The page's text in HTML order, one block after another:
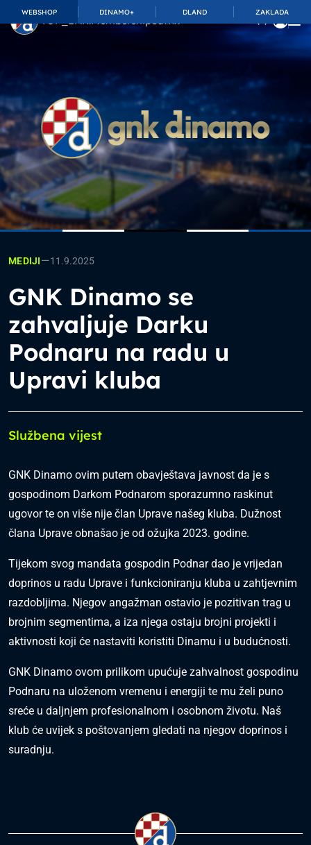
WEBSHOP DINAMO+ DLAND ZAKLADA
TOP_BAR.MembershipSuffix
MEDIJI—11.9.2025
GNK Dinamo se
zahvaljuje Darku
Podnaru na radu u
Upravi kluba
Službena vijest
GNK Dinamo ovim putem obavještava javnost da je s
gospodinom Darkom Podnarom sporazumno raskinut
ugovor te on više nije član Uprave našeg kluba. Dužnost
člana Uprave obnašao je od ožujka 2023. godine.
Tijekom svog mandata gospodin Podnar dao je vrijedan
doprinos u radu Uprave i funkcioniranju kluba u zahtjevnim
razdobljima. Njegov angažman ostavio je pozitivan trag u
brojnim segmentima, a iza njega ostaju brojni projekti i
aktivnosti koji će nastaviti koristiti Dinamu i u budućnosti.
GNK Dinamo ovom prilikom upućuje zahvalnost gospodinu
Podnaru na uloženom vremenu i energiji te mu želi puno
sreće u daljnjem profesionalnom i osobnom životu. Naš
klub će uvijek s poštovanjem gledati na njegov doprinos i
suradnju.